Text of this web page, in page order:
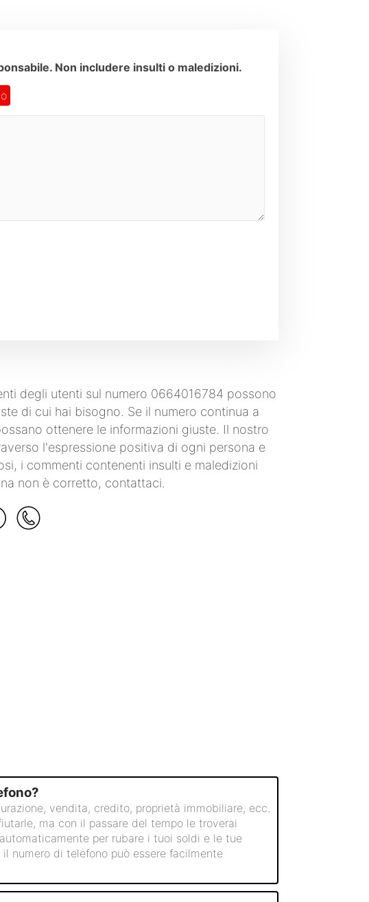
Non includere insulti o maledizioni.
degli utenti sul numero 0664016784 possono
di cui hai bisogno. Se il numero continua a
ottenere le informazioni giuste. Il nostro
l'espressione positiva di ogni persona e
i commenti contenenti insulti e maledizioni
non è corretto, contattaci.
vendita, credito, proprietà immobiliare, ecc.
ma con il passare del tempo le troverai
per rubare i tuoi soldi e le tue
numero di telefono può essere facilmente